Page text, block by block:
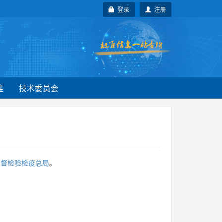
注册
登录
技术委员会
检验检疫总局。